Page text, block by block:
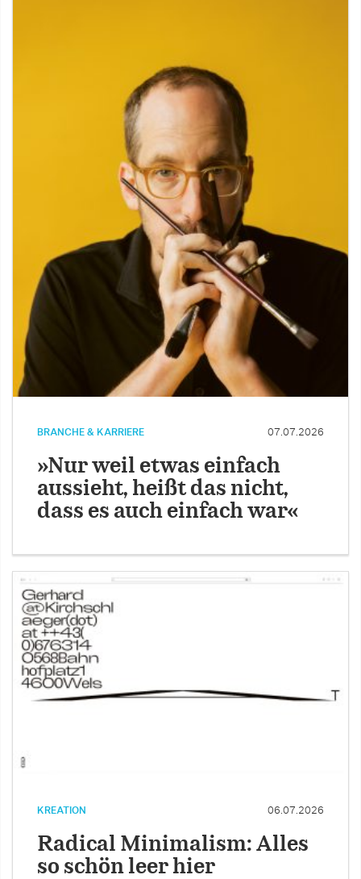
BRANCHE & KARRIERE 07.07.2026
»Nur weil etwas einfach
aussieht, heißt das nicht,
dass es auch einfach war«
KREATION 06.07.2026
Radical Minimalism: Alles
so schön leer hier